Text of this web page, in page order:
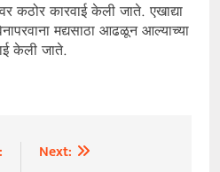
कठोर कारवाई केली जाते. एखाद्या
मद्यसाठा आढळून आल्याच्या
केली जाते.
Next: